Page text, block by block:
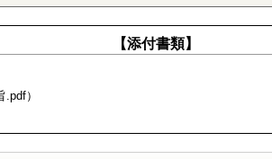
【添付書類】
.pdf）